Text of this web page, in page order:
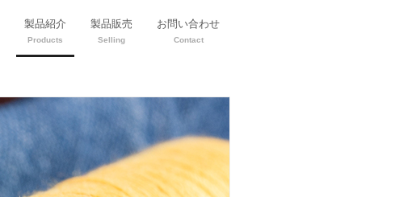
製品紹介
Products
製品販売
Selling
お問い合わせ
Contact